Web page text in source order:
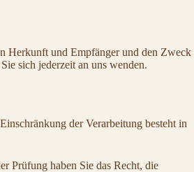
Herkunft und Empfänger und den Zweck
sich jederzeit an uns wenden.
der Verarbeitung besteht in
Prüfung haben Sie das Recht, die